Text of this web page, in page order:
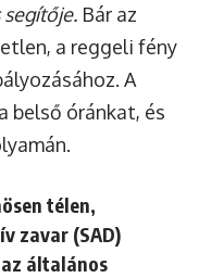
Bár az
a reggeli fény
A
belső óránkat, és
télen,
zavar (SAD)
általános